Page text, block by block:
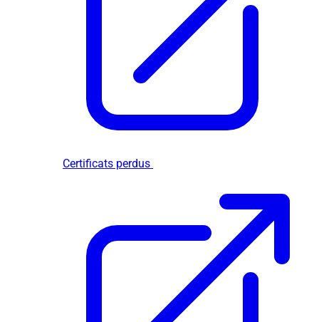
Certificats perdus